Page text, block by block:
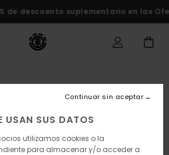
de descuento suplementario en las
USAN SUS DATOS
utilizamos cookies o la
para almacenar y/o acceder a
Continuar sin aceptar